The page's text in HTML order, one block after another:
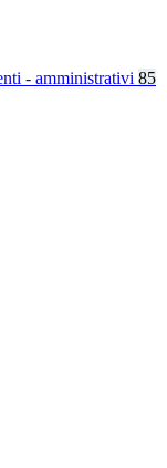
- amministrativi 85